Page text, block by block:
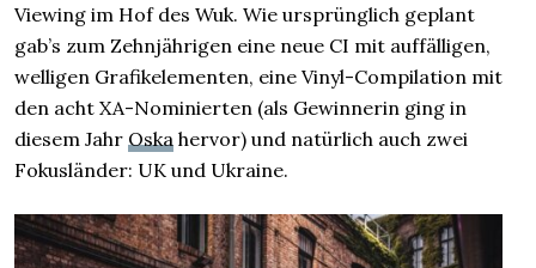
Viewing im Hof des Wuk. Wie ursprünglich geplant
gab’s zum Zehnjährigen eine neue CI mit auffälligen,
welligen Grafikelementen, eine Vinyl-Compilation mit
den acht XA-Nominierten (als Gewinnerin ging in
diesem Jahr Oska hervor) und natürlich auch zwei
Fokusländer: UK und Ukraine.